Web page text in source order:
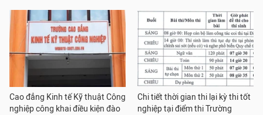
Cao đẳng Kinh tế Kỹ thuật Công
nghiệp công khai điều kiện đào
Chi tiết thời gian thi lại kỳ thi tốt
nghiệp tại điểm thi Trường